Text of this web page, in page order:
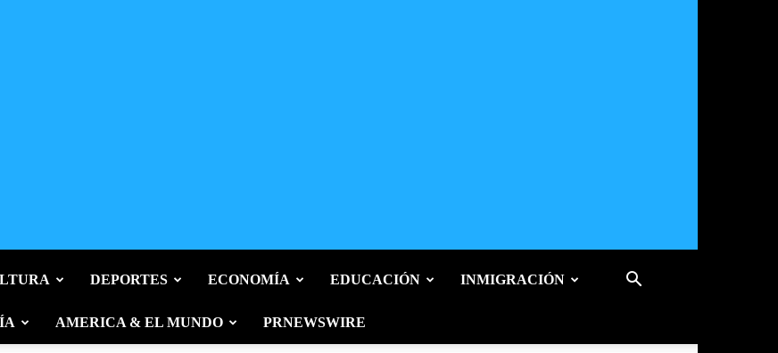
DEPORTES ECONOMÍA EDUCACIÓN INMIGRACIÓN
AMERICA & EL MUNDO PRNEWSWIRE